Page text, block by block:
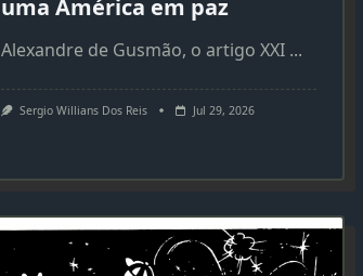
uma América em paz
Alexandre de Gusmão, o artigo XXI ...
Sergio Willians Dos Reis Jul 29, 2026